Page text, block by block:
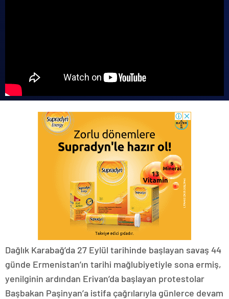
Dağlık Karabağ’da 27 Eylül tarihinde başlayan savaş 44
günde Ermenistan’ın tarihi mağlubiyetiyle sona ermiş,
yenilginin ardından Erivan’da başlayan protestolar
Başbakan Paşinyan’a istifa çağrılarıyla günlerce devam